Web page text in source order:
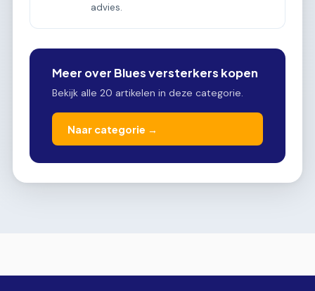
advies.
Meer over Blues versterkers kopen
Bekijk alle 20 artikelen in deze categorie.
Naar categorie →